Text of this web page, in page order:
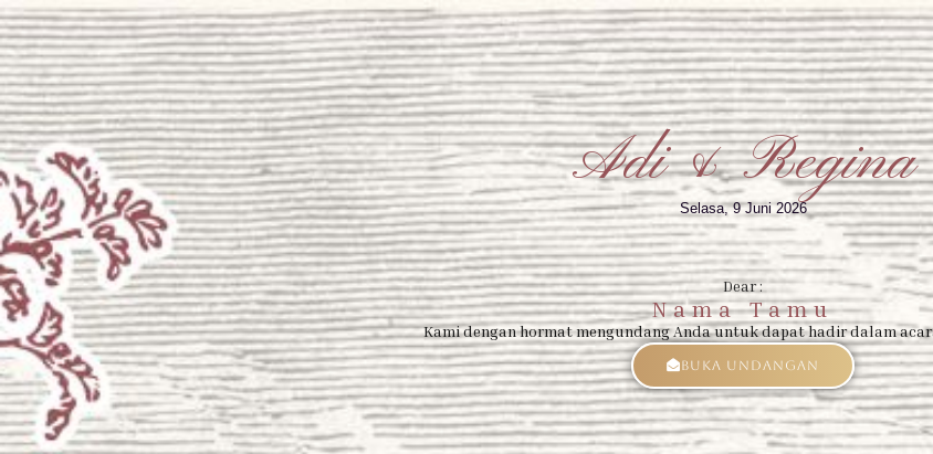
Adi & Regina
Selasa, 9 Juni 2026
Dear :
Nama Tamu
Kami dengan hormat mengundang Anda untuk dapat hadir dalam
Buka Undangan